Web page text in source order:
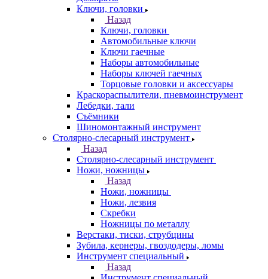
Ключи, головки
Назад
Ключи, головки
Автомобильные ключи
Ключи гаечные
Наборы автомобильные
Наборы ключей гаечных
Торцовые головки и аксессуары
Краскораспылители, пневмоинструмент
Лебедки, тали
Съёмники
Шиномонтажный инструмент
Столярно-слесарный инструмент
Назад
Столярно-слесарный инструмент
Ножи, ножницы
Назад
Ножи, ножницы
Ножи, лезвия
Скребки
Ножницы по металлу
Верстаки, тиски, струбцины
Зубила, кернеры, гвоздодеры, ломы
Инструмент специальный
Назад